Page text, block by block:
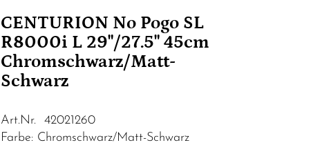
CENTURION No Pogo SL
R8000i L 29"/27.5" 45cm
Chromschwarz/Matt-
Schwarz
Art.Nr. 42021260
Farbe: Chromschwarz/Matt-Schwarz